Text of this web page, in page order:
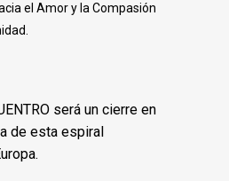
el Amor y la Compasión
será un cierre en
de esta espiral